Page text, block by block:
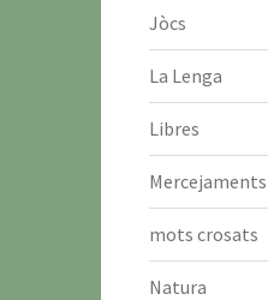
Jòcs
La Lenga
Libres
Mercejaments
mots crosats
Natura